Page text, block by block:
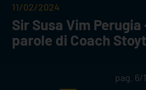
11/02/2024
Sir Susa Vim
parole di Coach
pag. 6/